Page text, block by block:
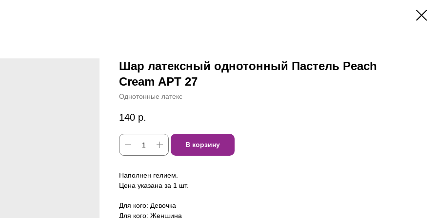
Шар латексный однотонный Пастель Peach
Cream АРТ 27
Однотонные латекс
140 р.
В корзину
Наполнен гелием.
Цена указана за 1 шт.
Для кого: Девочка
Для кого: Женщина